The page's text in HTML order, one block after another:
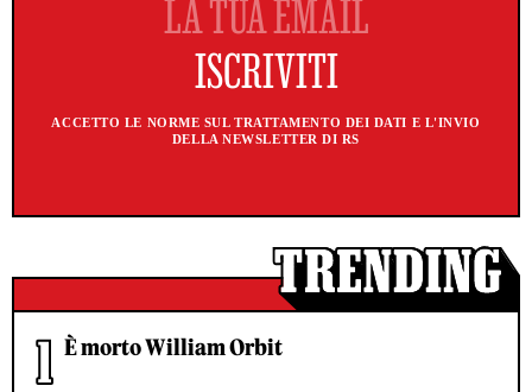
ACCETTO LE NORME SUL TRATTAMENTO DEI DATI E L'INVIO
DELLA NEWSLETTER DI RS
È morto William Orbit